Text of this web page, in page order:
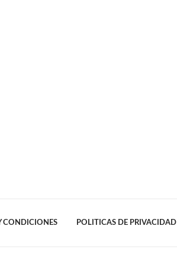
CONDICIONES POLITICAS DE PRIVACIDAD